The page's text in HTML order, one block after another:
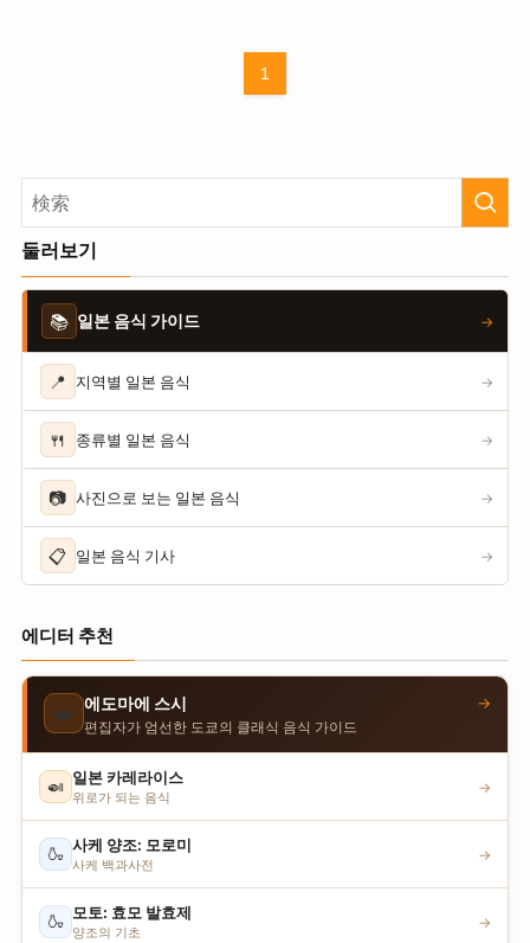
1
둘러보기
📚 일본 음식 가이드 →
📍 지역별 일본 음식 →
🍴 종류별 일본 음식 →
📷 사진으로 보는 일본 음식 →
📋 일본 음식 기사 →
에디터 추천
🍣 에도마에 스시
편집자가 엄선한 도쿄의 클래식 음식 가이드
→
🍛 일본 카레라이스
위로가 되는 음식
→
🍶 사케 양조: 모로미
사케 백과사전
→
🍶 모토: 효모 발효제
양조의 기초
→